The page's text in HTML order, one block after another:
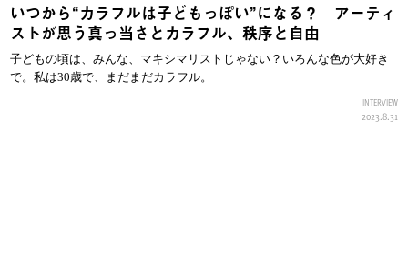
いつから“カラフルは子どもっぽい”になる？ アーティ
ストが思う真っ当さとカラフル、秩序と自由
子どもの頃は、みんな、マキシマリストじゃない？いろんな色が大好き
で。私は30歳で、まだまだカラフル。
INTERVIEW
2023.8.31